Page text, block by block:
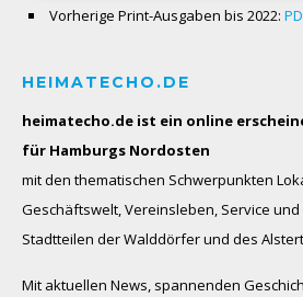
Vorherige Print-Ausgaben bis 2022:
HEIMATECHO.DE
heimatecho.de ist ein online
für Hamburgs Nordosten
mit den thematischen Schwerpunkten
Geschäftswelt, Vereinsleben, Service
Stadtteilen der Walddörfer und des
Mit aktuellen News, spannenden